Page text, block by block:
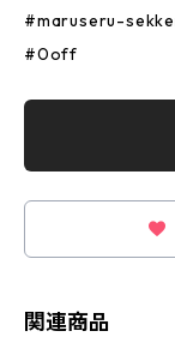
#maruseru-
#0off
関連商品